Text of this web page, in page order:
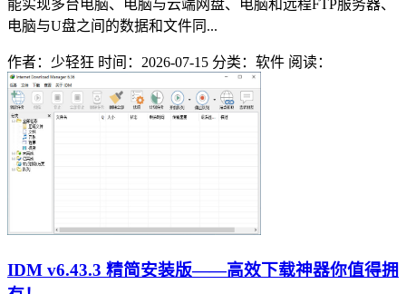
能实现多台电脑、电脑与云端网盘、电脑和远程FTP服务器、
电脑与U盘之间的数据和文件同...
作者：少轻狂 时间：2026-07-15 分类：软件 阅读：
IDM v6.43.3 精简安装版——高效下载神器你值得拥